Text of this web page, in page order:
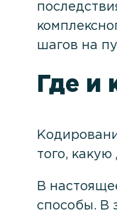
шагов на
Где и
того,
В
способы. В